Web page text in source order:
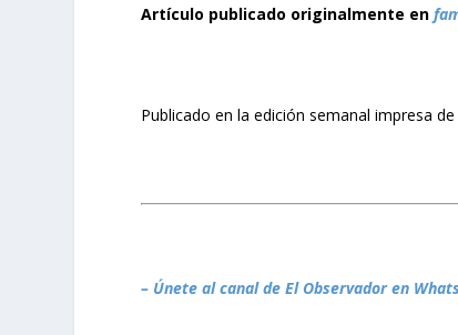
Artículo publicado originalmente en
Publicado en la edición semanal impresa
– Únete al canal de El Observador en